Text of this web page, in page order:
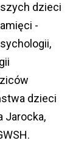
dzieci
-
dzieci
Jarocka,